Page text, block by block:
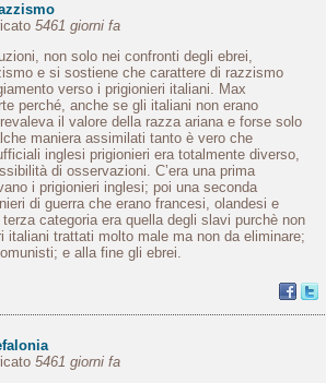
5461 giorni fa
non solo nei confronti degli ebrei,
e si sostiene che carattere di razzismo
verso i prigionieri italiani. Max
perché, anche se gli italiani non erano
il valore della razza ariana e forse solo
maniera assimilati tanto è vero che
inglesi prigionieri era totalmente diverso,
di osservazioni. C’era una prima
i prigionieri inglesi; poi una seconda
di guerra che erano francesi, olandesi e
categoria era quella degli slavi purchè non
italiani trattati molto male ma non da eliminare;
e alla fine gli ebrei.
5461 giorni fa